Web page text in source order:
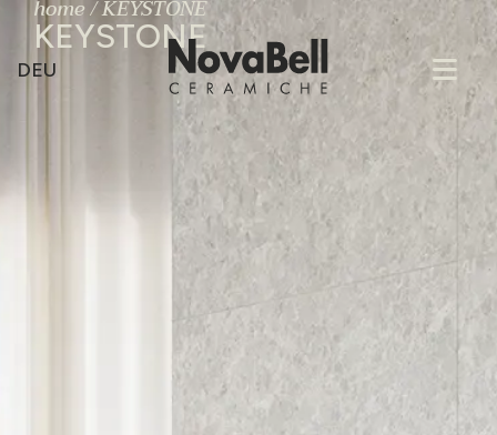
DEU
home/KEYSTONE
KEYSTONE